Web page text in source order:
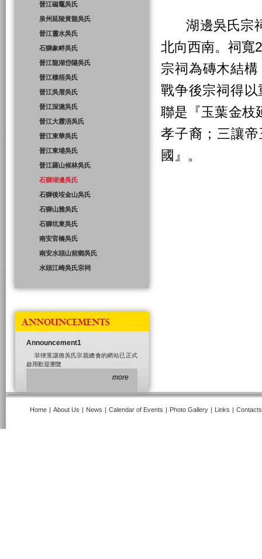
湖邊吳氏宗祠
北向西南。祠寬
宗祠為磚木結
戰争後宗祠得
聯是『玉葉金枝
孝子裔；三讓
國』。
晉江磁竈吳氏
泉州延陵黃龍吳氏
晉江靈水吳氏
石獅象畔吳氏
晉江龍湖岱陽吳氏
晉江棲梧吳氏
晉江吳厝吳氏
晉江深滬吳氏
晉江大霞浯吳氏
晉江東華吳氏
晉江東埔吳氏
晉江羅山候林吳氏
石獅湖邊吳氏
石獅後垵金山吳氏
石獅山雅吳氏
石獅坑東吳氏
南安官橋吳氏
南安水頭山前鄉吳氏
水頭江崎吳氏宗祠
ANNOUNCEMENTS
Announcement1
菲律濱讓德吳氏宗親總會的網站已正式
啟用歡迎瀏覽
more
Home | About Us | News | Calendar of Events | Photo Gallery | Links | Contacts